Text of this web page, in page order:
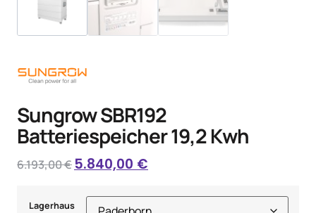
Sungrow SBR192
Batteriespeicher 19,2 Kwh
6.193,00€5.840,00 €
Lagerhaus